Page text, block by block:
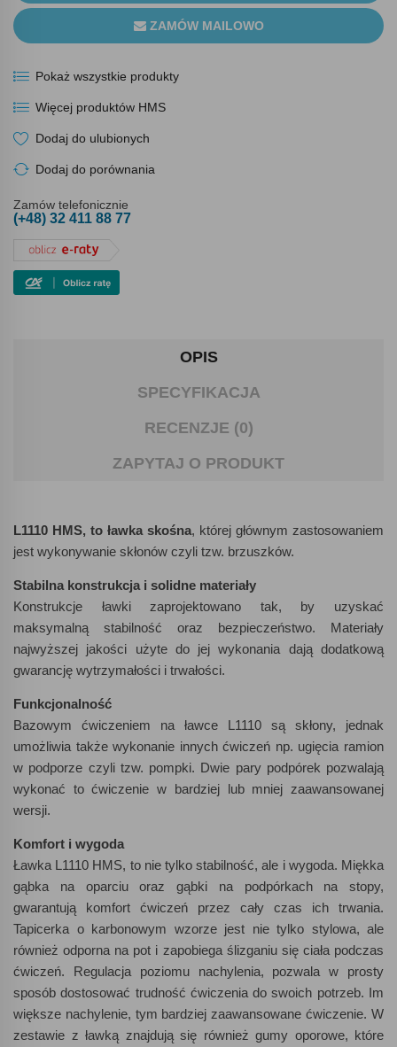
ZAMÓW MAILOWO
Pokaż wszystkie produkty
Więcej produktów HMS
Dodaj do ulubionych
Dodaj do porównania
Zamów telefonicznie
(+48) 32 411 88 77
OPIS
SPECYFIKACJA
RECENZJE (0)
ZAPYTAJ O PRODUKT
L1110 HMS, to ławka skośna, której głównym zastosowaniem
jest wykonywanie skłonów czyli tzw. brzuszków.
Stabilna konstrukcja i solidne materiały
Konstrukcje ławki zaprojektowano tak, by uzyskać
maksymalną stabilność oraz bezpieczeństwo. Materiały
najwyższej jakości użyte do jej wykonania dają dodatkową
gwarancję wytrzymałości i trwałości.
Funkcjonalność
Bazowym ćwiczeniem na ławce L1110 są skłony, jednak
umożliwia także wykonanie innych ćwiczeń np. ugięcia ramion
w podporze czyli tzw. pompki. Dwie pary podpórek pozwalają
wykonać to ćwiczenie w bardziej lub mniej zaawansowanej
wersji.
Komfort i wygoda
Ławka L1110 HMS, to nie tylko stabilność, ale i wygoda. Miękka
gąbka na oparciu oraz gąbki na podpórkach na stopy,
gwarantują komfort ćwiczeń przez cały czas ich trwania.
Tapicerka o karbonowym wzorze jest nie tylko stylowa, ale
również odporna na pot i zapobiega ślizganiu się ciała podczas
ćwiczeń. Regulacja poziomu nachylenia, pozwala w prosty
sposób dostosować trudność ćwiczenia do swoich potrzeb. Im
większe nachylenie, tym bardziej zaawansowane ćwiczenie. W
zestawie z ławką znajdują się również gumy oporowe, które